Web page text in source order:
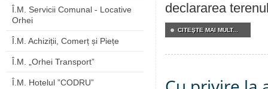
Î.M. Servicii Comunal - Locative
Orhei
Î.M. Achiziții, Comerț și Piețe
Î.M. „Orhei Transport”
Î.M. Hotelul ”CODRU”
declararea
CITEŞTE MAI MULT...